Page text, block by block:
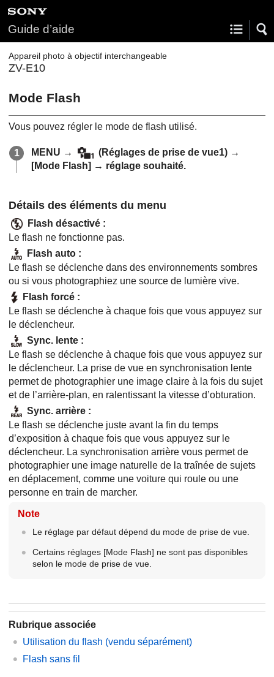
Guide d’aide
Appareil photo à objectif interchangeable
ZV-E10
Mode Flash
Vous pouvez régler le mode de flash utilisé.
MENU → (Réglages de prise de vue1) →
[Mode Flash] → réglage souhaité.
Détails des éléments du menu
Flash désactivé :
Le flash ne fonctionne pas.
Flash auto:
Le flash se déclenche dans des environnements sombres
ou si vous photographiez une source de lumière vive.
Flash forcé :
Le flash se déclenche à chaque fois que vous appuyez sur
le déclencheur.
Sync. lente :
Le flash se déclenche à chaque fois que vous appuyez sur
le déclencheur. La prise de vue en synchronisation lente
permet de photographier une image claire à la fois du sujet
et de l’arrière-plan, en ralentissant la vitesse d’obturation.
Sync. arrière:
Le flash se déclenche juste avant la fin du temps
d’exposition à chaque fois que vous appuyez sur le
déclencheur. La synchronisation arrière vous permet de
photographier une image naturelle de la traînée de sujets
en déplacement, comme une voiture qui roule ou une
personne en train de marcher.
Note
Le réglage par défaut dépend du mode de prise de vue.
Certains réglages [Mode Flash] ne sont pas disponibles
selon le mode de prise de vue.
Rubrique associée
Utilisation du flash (vendu séparément)
Flash sans fil